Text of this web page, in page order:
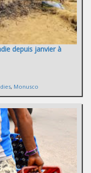
depuis janvier à
, Monusco